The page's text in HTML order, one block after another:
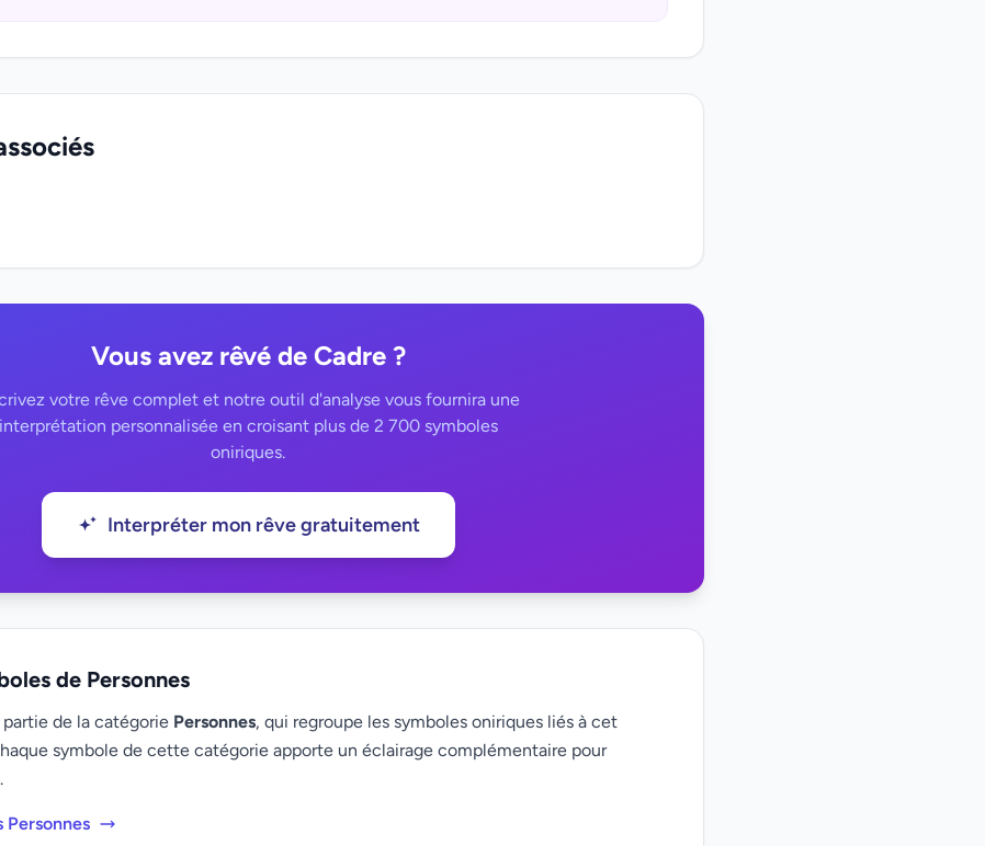
Vous avez rêvé de Cadre ?
votre rêve complet et notre outil d'analyse vous fournira une
interprétation personnalisée en croisant plus de 2 700 symboles
oniriques.
Interpréter mon rêve gratuitement
de Personnes
de la catégorie Personnes, qui regroupe les symboles oniriques liés à cet
symbole de cette catégorie apporte un éclairage complémentaire pour
Personnes